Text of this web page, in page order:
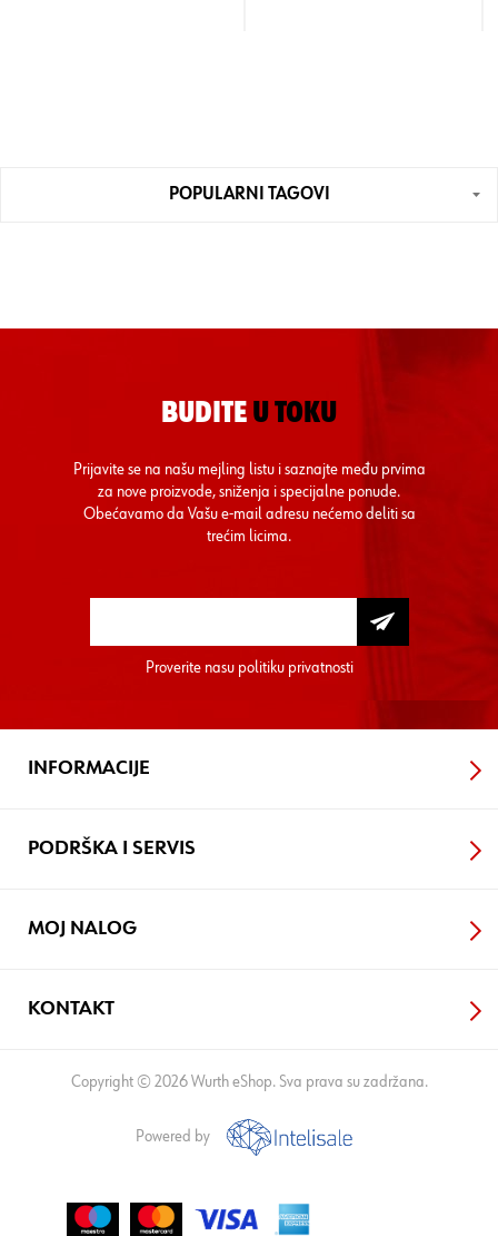
POPULARNI TAGOVI
BUDITE U TOKU
Prijavite se na našu mejling listu i saznajte među prvima
za nove proizvode, sniženja i specijalne ponude.
Obećavamo da Vašu e-mail adresu nećemo deliti sa
trećim licima.
Proverite nasu politiku privatnosti
INFORMACIJE
PODRŠKA I SERVIS
MOJ NALOG
KONTAKT
Copyright © 2026 Wurth eShop. Sva prava su zadržana.
Powered by